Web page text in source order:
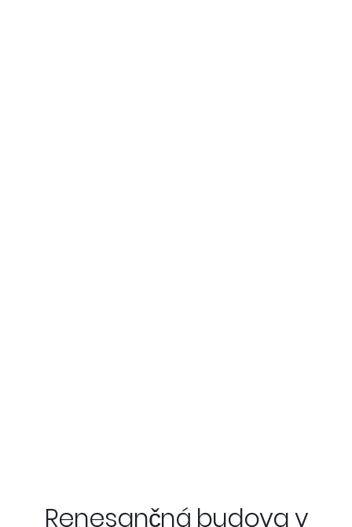
Renesančná budova v